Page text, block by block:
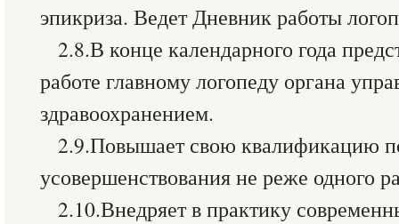
эпикриза. Ведет Дневник работы
2.8.В конце календарного года
работе главному логопеду органа
здравоохранением.
2.9.Повышает свою квалификацию
усовершенствования не реже одного
2.10.Внедряет в практику